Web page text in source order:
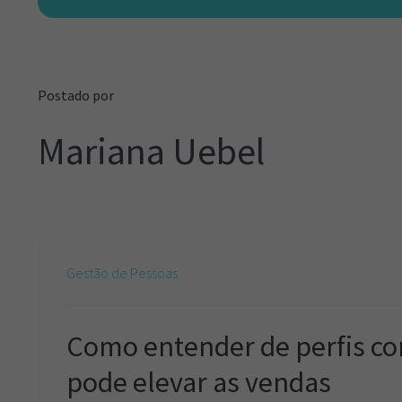
Postado por
Mariana Uebel
Gestão de Pessoas
Como entender de perfis
pode elevar as vendas